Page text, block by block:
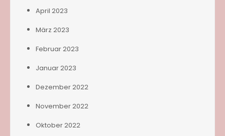
April 2023
März 2023
Februar 2023
Januar 2023
Dezember 2022
November 2022
Oktober 2022